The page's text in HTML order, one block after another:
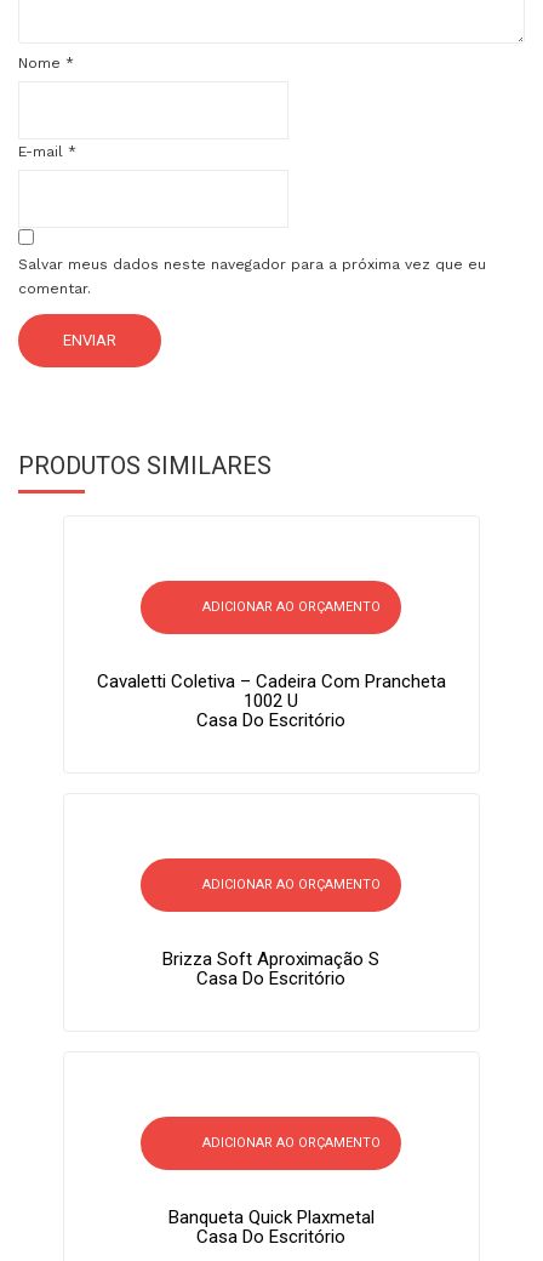
Nome *
E-mail *
Salvar meus dados neste navegador para a próxima vez que eu
comentar.
PRODUTOS SIMILARES
ADICIONAR AO ORÇAMENTO
Cavaletti Coletiva – Cadeira Com Prancheta
1002 U
Casa Do Escritório
ADICIONAR AO ORÇAMENTO
Brizza Soft Aproximação S
Casa Do Escritório
ADICIONAR AO ORÇAMENTO
Banqueta Quick Plaxmetal
Casa Do Escritório